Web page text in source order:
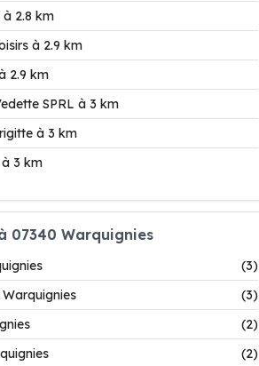
2.8 km
à 2.9 km
2.9 km
SPRL à 3 km
à 3 km
3 km
07340 Warquignies
(3)
(3)
(2)
(2)